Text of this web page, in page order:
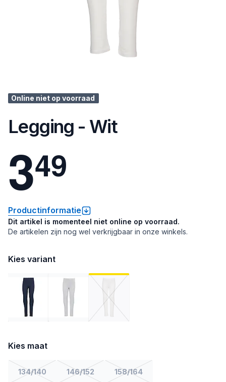
Online niet op voorraad
Legging - Wit
349
Productinformatie
Dit artikel is momenteel niet online op voorraad.
De artikelen zijn nog wel verkrijgbaar in onze winkels.
Kies variant
Kies maat
134/140 146/152 158/164